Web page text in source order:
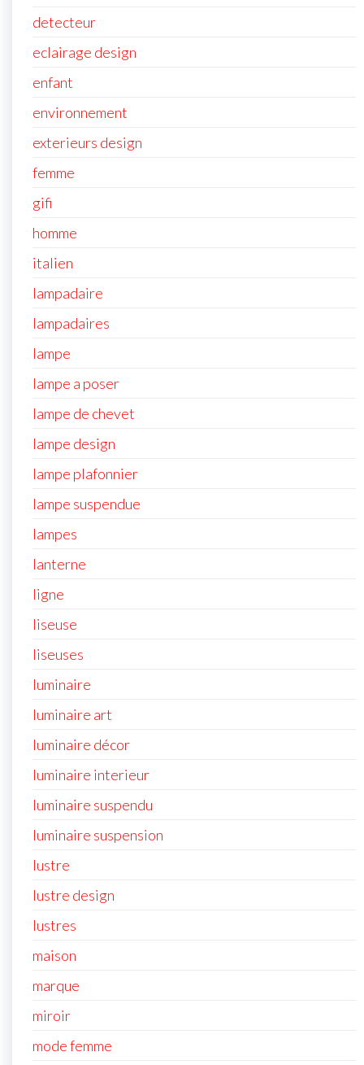
detecteur
eclairage design
enfant
environnement
exterieurs design
femme
gifi
homme
italien
lampadaire
lampadaires
lampe
lampe a poser
lampe de chevet
lampe design
lampe plafonnier
lampe suspendue
lampes
lanterne
ligne
liseuse
liseuses
luminaire
luminaire art
luminaire décor
luminaire interieur
luminaire suspendu
luminaire suspension
lustre
lustre design
lustres
maison
marque
miroir
mode femme